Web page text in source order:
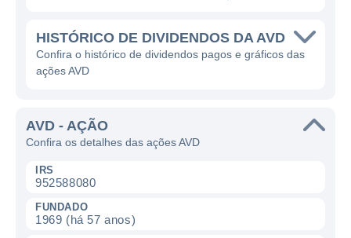
HISTÓRICO DE DIVIDENDOS DA AVD
Confira o histórico de dividendos pagos e gráficos das
ações AVD
AVD - AÇÃO
Confira os detalhes das ações AVD
IRS
952588080
FUNDADO
1969 (há 57 anos)